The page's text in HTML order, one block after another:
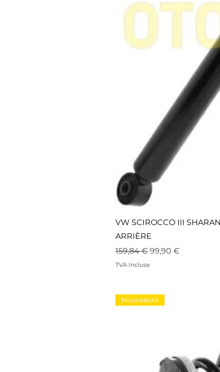
VW SCIROCCO III
ARRIÈRE
Prix original
159,84 € Prix
99,90 €
TVA Incluse
Nouveauté